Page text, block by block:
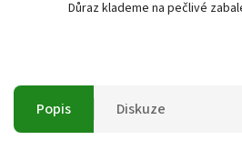
Důraz klademe na pečlivé
Popis Diskuze